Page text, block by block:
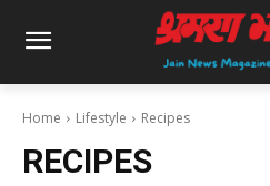
Home Lifestyle Recipes
RECIPES